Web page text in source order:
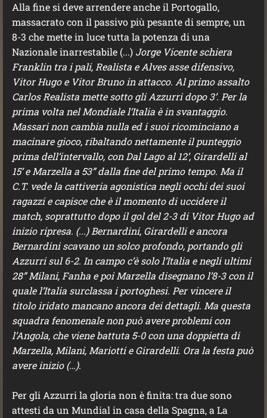
Alla fine si deve arrendere anche il Portogallo,
massacrato con il passivo più pesante di sempre, un
8-3 che mette in luce tutta la potenza di una
Nazionale inarrestabile (...) Jorge Vicente schiera
Franklin tra i pali, Realista e Alves asse difensivo,
Vitor Hugo e Vitor Bruno in attacco. Al primo assalto
Carlos Realista mette sotto gli Azzurri dopo 3’. Per la
prima volta nel Mondiale l’Italia è in svantaggio.
Massari non cambia nulla ed i suoi ricominciano a
macinare gioco, ribaltando nettamente il punteggio
prima dell’intervallo, con Dal Lago al 12’, Girardelli al
15’ e Marzella a 53” dalla fine del primo tempo. Ma il
C.T. vede la cattiveria agonistica negli occhi dei suoi
ragazzi e capisce che è il momento di uccidere il
match, soprattutto dopo il gol del 2-3 di Vitor Hugo ad
inizio ripresa. (...) Bernardini, Girardelli e ancora
Bernardini scavano un solco profondo, portando gli
Azzurri sul 6-2. In campo c’è solo l’Italia e negli ultimi
28” Milani, Fanha e poi Marzella disegnano l’8-3 con il
quale l’Italia surclassa i portoghesi. Per vincere il
titolo iridato mancano ancora dei dettagli. Ma questa
squadra fenomenale non può avere problemi con
l’Angola, che viene battuta 5-0 con una doppietta di
Marzella, Milani, Mariotti e Girardelli. Ora la festa può
avere inizio(…).
Per gli Azzurri la gloria non è finita: tra due sono
attesti da un Mundial in casa della Spagna, a La